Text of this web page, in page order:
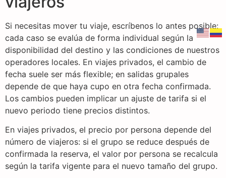
Si necesitas mover tu viaje, escríbenos lo antes posible:
cada caso se evalúa de forma individual según la
disponibilidad del destino y las condiciones de nuestros
operadores locales. En viajes privados, el cambio de
fecha suele ser más flexible; en salidas grupales
depende de que haya cupo en otra fecha confirmada.
Los cambios pueden implicar un ajuste de tarifa si el
nuevo periodo tiene precios distintos.
En viajes privados, el precio por persona depende del
número de viajeros: si el grupo se reduce después de
confirmada la reserva, el valor por persona se recalcula
según la tarifa vigente para el nuevo tamaño del grupo.